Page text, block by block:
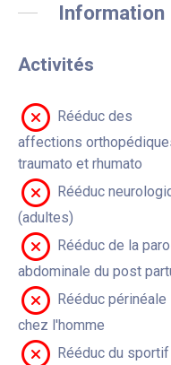
Activités
Rééduc des
affections
traumato et rhumato
Rééduc
(adultes)
Rééduc de la
abdominale du post
Rééduc périnéale
chez l'homme
Rééduc du sportif